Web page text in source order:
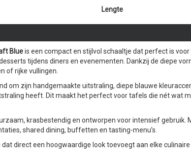
Lengte
Blueis een compact en stijlvol schaaltje dat perfect is
tijdens diners en evenementen. Dankzij de diepe
of rijke vullingen.
om zijn handgemaakte uitstraling, diepe blauwe
heeft. Dit maakt het perfect voor tafels die nét wat
krasbestendig en ontworpen voor intensief gebruik.
shared dining, buffetten en tasting-menu’s.
direct een hoogwaardige look toevoegt aan elke culinaire